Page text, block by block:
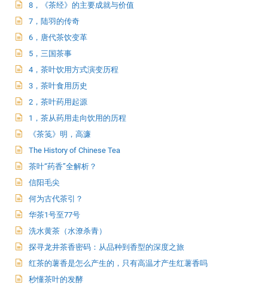
8，《茶经》的主要成就与价值
7，陆羽的传奇
6，唐代茶饮变革
5，三国茶事
4，茶叶饮用方式演变历程
3，茶叶食用历史
2，茶叶药用起源
1，茶从药用走向饮用的历程
《茶笺》明，高濂
The History of Chinese Tea
茶叶“药香”全解析？
信阳毛尖
何为古代茶引？
华茶1号至77号
洗水黄茶（水潦杀青）
探寻龙井茶香密码：从品种到香型的深度之旅
红茶的薯香是怎么产生的，只有高温才产生红薯香吗
秒懂茶叶的发酵